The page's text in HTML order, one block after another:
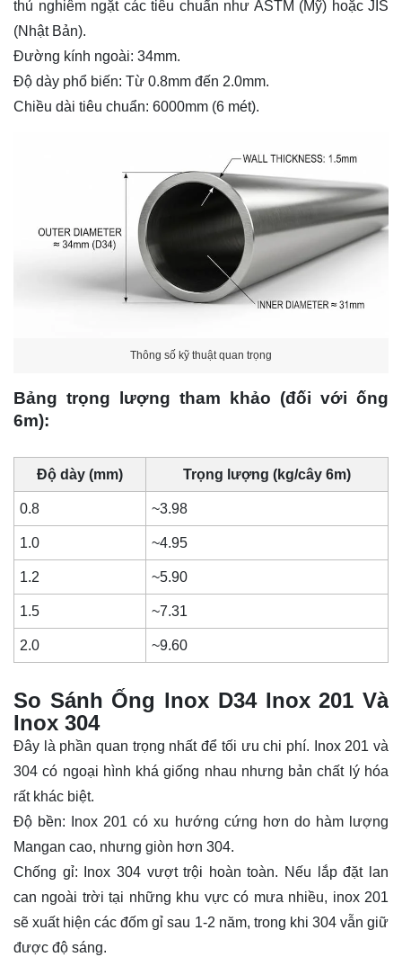
thủ nghiêm ngặt các tiêu chuẩn như ASTM (Mỹ) hoặc JIS
(Nhật Bản).
Đường kính ngoài: 34mm.
Độ dày phổ biến: Từ 0.8mm đến 2.0mm.
Chiều dài tiêu chuẩn: 6000mm (6 mét).
Thông số kỹ thuật quan trọng
Bảng trọng lượng tham khảo (đối với ống
6m):
Độ dày (mm) Trọng lượng (kg/cây 6m)
0.8 ~3.98
1.0 ~4.95
1.2 ~5.90
1.5 ~7.31
2.0 ~9.60
So Sánh Ống lnox D34 Inox 201 Và
Inox 304
Đây là phần quan trọng nhất để tối ưu chi phí. Inox 201 và
304 có ngoại hình khá giống nhau nhưng bản chất lý hóa
rất khác biệt.
Độ bền: Inox 201 có xu hướng cứng hơn do hàm lượng
Mangan cao, nhưng giòn hơn 304.
Chống gỉ:
Inox 304vượt trội hoàn toàn. Nếu lắp đặt lan
can ngoài trời tại những khu vực có mưa nhiều, inox 201
sẽ xuất hiện các đốm gỉ sau 1-2 năm, trong khi 304 vẫn giữ
được độ sáng.